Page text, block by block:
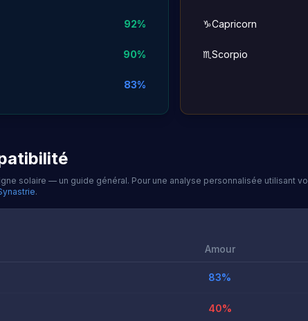
92%
90%
83%
♑Capricorn
♏ Scorpio
solaire — un guide général. Pour une analyse personnalisée utilisant
.
Amour
83%
40%